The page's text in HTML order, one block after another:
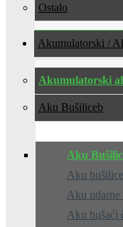
Ostalo
Akumulatorski /
Akumulatorski
Aku Bušilice
Aku
Aku
Aku udarne
Aku bušaći